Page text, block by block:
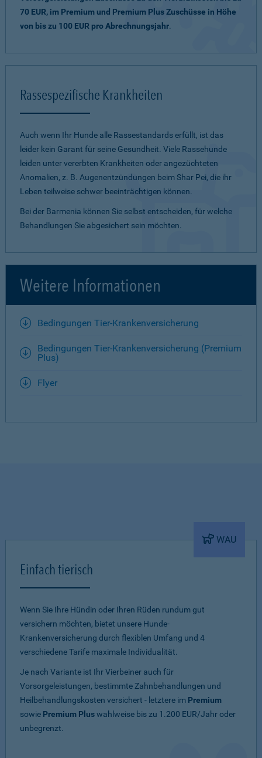
70 EUR, im Premium und Premium Plus Zuschüsse in Höhe
von bis zu 100 EUR pro Abrechnungsjahr.
Rassespezifische Krankheiten
Auch wenn Ihr Hunde alle Rassestandards erfüllt, ist das
leider kein Garant für seine Gesundheit. Viele Rassehunde
leiden unter vererbten Krankheiten oder angezüchteten
Anomalien, z. B. Augenentzündungen beim Shar Pei, die ihr
Leben teilweise schwer beeinträchtigen können.
Bei der Barmenia können Sie selbst entscheiden, für welche
Behandlungen Sie abgesichert sein möchten.
Weitere Informationen
Bedingungen Tier-Krankenversicherung
Bedingungen Tier-Krankenversicherung (Premium
Plus)
Flyer
WAU
Einfach tierisch
Wenn Sie Ihre Hündin oder Ihren Rüden rundum gut
versichern möchten, bietet unsere Hunde-
Krankenversicherung durch flexiblen Umfang und 4
verschiedene Tarife maximale Individualität.
Je nach Variante ist Ihr Vierbeiner auch für
Vorsorgeleistungen, bestimmte Zahnbehandlungen und
Heilbehandlungskosten versichert - letztere im Premium
sowie Premium Pluswahlweise bis zu 1.200 EUR/Jahr oder
unbegrenzt.